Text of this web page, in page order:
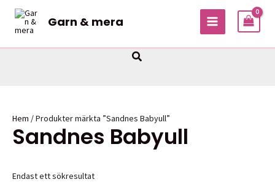
Hoppa
innehåll
Garn & mera
MAIN
Sök
Hem / Produkter märkta ”Sandnes Babyull”
Sandnes Babyull
Endast ett sökresultat